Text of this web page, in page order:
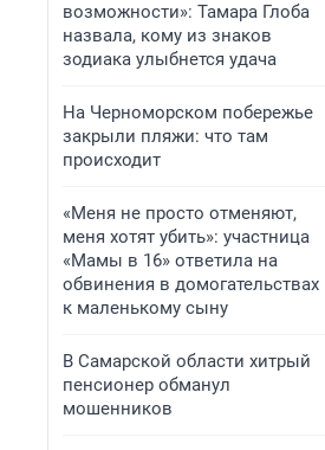
возможности»: Тамара Глоба
назвала, кому из знаков
зодиака улыбнется удача
На Черноморском побережье
закрыли пляжи: что там
происходит
«Меня не просто отменяют,
меня хотят убить»: участница
«Мамы в 16» ответила на
обвинения в домогательствах
к маленькому сыну
В Самарской области хитрый
пенсионер обманул
мошенников